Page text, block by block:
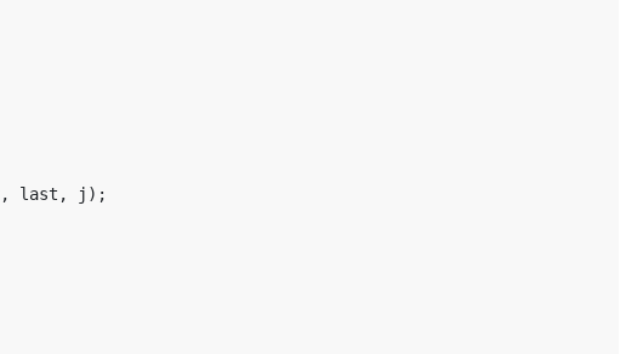
, last , j );